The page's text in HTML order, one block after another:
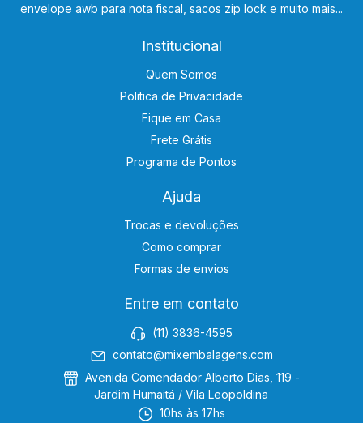
envelope awb para nota fiscal, sacos zip lock e muito mais...
Institucional
Quem Somos
Politica de Privacidade
Fique em Casa
Frete Grátis
Programa de Pontos
Ajuda
Trocas e devoluções
Como comprar
Formas de envios
Entre em contato
(11) 3836-4595
contato@mixembalagens.com
Avenida Comendador Alberto Dias, 119 -
Jardim Humaitá / Vila Leopoldina
10hs às 17hs